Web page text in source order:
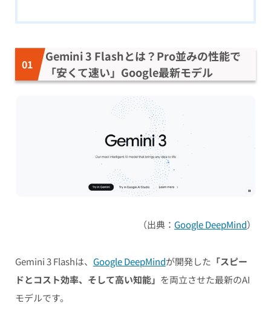
Gemini 3 Flashとは？Pro並みの性能で
「安くて速い」Google最新モデル
（出典：Google DeepMind）
Gemini 3 Flashは、 Google DeepMindが開発した 「スピー
ドとコスト効率、そして高い知能」 を両立させた最新のAI
モデルです。